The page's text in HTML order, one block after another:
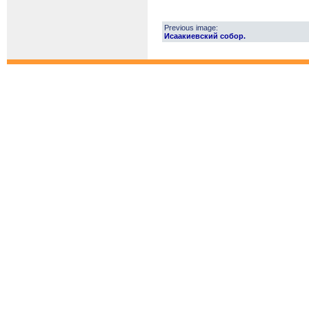
Previous image:
Исаакиевский собор.